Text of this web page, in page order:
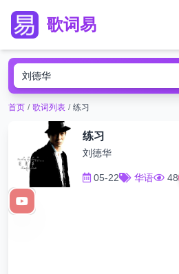
歌词易
首页 / 歌词列表 / 练习
练习
刘德华
05-22 华语 48